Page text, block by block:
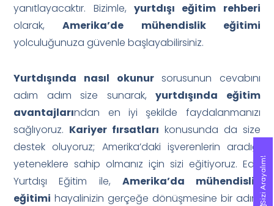
yanıtlayacaktır. Bizimle, yurtdışı eğitim rehberi
olarak,Amerika’de mühendislik eğitimi
yolculuğunuza güvenle başlayabilirsiniz.
Yurtdışında nasıl okunursorusunun cevabını
adım adım size sunarak,yurtdışında eğitim
avantajlarından en iyi şekilde faydalanmanızı
sağlıyoruz. Kariyer fırsatları konusunda da size
destek oluyoruz; Amerika’daki işverenlerin aradığı
yeteneklere sahip olmanız için sizi eğitiyoruz. Edu
Yurtdışı Eğitim ile, Amerika’da mühendislik
eğitimi hayalinizin gerçeğe dönüşmesine bir adımSizi Arayalım!
Sizi Arayalım!